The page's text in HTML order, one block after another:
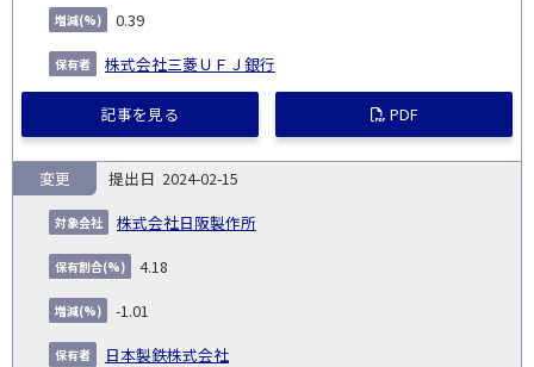
0.39
株式会社三菱ＵＦＪ銀行
記事を見る PDF
2024-02-15
株式会社日阪製作所
変更
4.18
-1.01
日本製鉄株式会社